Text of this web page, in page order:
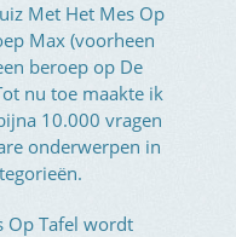
Met Het Mes Op
Max (voorheen
beroep op De
nu toe maakte ik
10.000 vragen
onderwerpen in
Op Tafel wordt